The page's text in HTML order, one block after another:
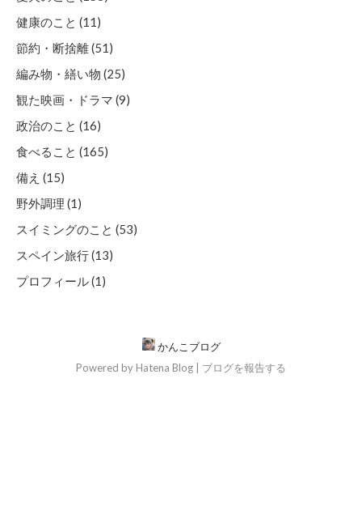
健康のこと (11)
節約・断捨離 (51)
編み物・繕い物 (25)
観た映画・ドラマ (9)
政治のこと (16)
食べること (165)
備え (15)
野外調理 (1)
スイミングのこと (53)
スペイン旅行 (13)
プロフィール (1)
かんこブログ
Powered by Hatena Blog ブログを報告する